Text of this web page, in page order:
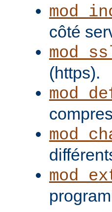
côté
(https).